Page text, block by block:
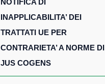
NOTIFICA DI
INAPPLICABILITA’ DEI
TRATTATI UE PER
CONTRARIETA’ A NORME DI
JUS COGENS